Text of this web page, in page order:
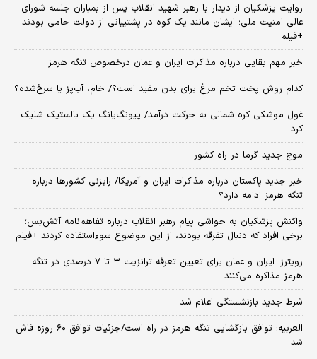
روایت پزشکیان از دیدار با رهبر شهید انقلاب پس از بمباران جلسه شورای
عالی امنیت ملی؛ ایشان مانند یک کوه در پشتیبانی از دولت حامی بودند
+فیلم
خبر مهم بقایی درباره مذاکرات ایران و عمان درخصوص تنگه هرمز
کدام روش پخت تخم مرغ برای بدن مفید است؟/ خام، آب‌پز یا سرخ‌شده؟
غول موشکی کره شمالی به حرکت درآمد/ پیونگ‌یانگ یک بالستیک شلیک
کرد
موج جدید گرما در راه کشور
خبر جدید پاکستان درباره مذاکرات ایران و آمریکا/ رایزنی کشورها درباره
تنگه هرمز ادامه دارد؟
واکنش پزشکیان به حواشی پیام رهبر انقلاب درباره تفاهم‌نامه آتش‌بس؛
برخی افراد که دنبال تفرقه بودند، از این موضوع سوءاستفاده کردند +فیلم
رویترز: ایران و عمان برای تعیین تعرفه ترانزیت ۳ تا ۷ درصدی در تنگه
هرمز مذاکره می‌کنند
شرط جدید بازنشستگی اعلام شد
العربیه: توافق بازگشایی تنگه هرمز در راه است/جزئیات توافق ۶۰ روزه فاش
شد